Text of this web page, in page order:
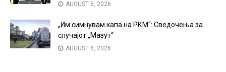
AUGUST 6, 2026
„Им симнувам капа на РКМ“: Сведочења за
случајот „Мазут“
AUGUST 6, 2026